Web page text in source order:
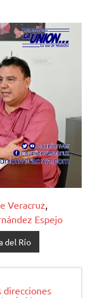
Veracruz,
Espejo
del Río
direcciones